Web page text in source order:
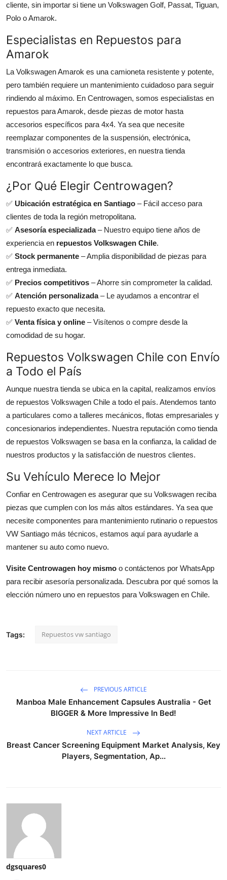
cliente, sin importar si tiene un Volkswagen Golf, Passat, Tiguan,
Polo o Amarok.
Especialistas en Repuestos para
Amarok
La Volkswagen Amarok es una camioneta resistente y potente,
pero también requiere un mantenimiento cuidadoso para seguir
rindiendo al máximo. En Centrowagen, somos especialistas en
repuestos para Amarok, desde piezas de motor hasta
accesorios específicos para 4x4. Ya sea que necesite
reemplazar componentes de la suspensión, electrónica,
transmisión o accesorios exteriores, en nuestra tienda
encontrará exactamente lo que busca.
¿Por Qué Elegir Centrowagen?
✅ Ubicación estratégica en Santiago – Fácil acceso para
clientes de toda la región metropolitana.
✅ Asesoría especializada– Nuestro equipo tiene años de
experiencia en repuestos Volkswagen Chile.
✅ Stock permanente – Amplia disponibilidad de piezas para
entrega inmediata.
✅ Precios competitivos – Ahorre sin comprometer la calidad.
✅ Atención personalizada– Le ayudamos a encontrar el
repuesto exacto que necesita.
✅ Venta física y online – Visítenos o compre desde la
comodidad de su hogar.
Repuestos Volkswagen Chile con Envío
a Todo el País
Aunque nuestra tienda se ubica en la capital, realizamos envíos
de repuestos Volkswagen Chile a todo el país. Atendemos tanto
a particulares como a talleres mecánicos, flotas empresariales y
concesionarios independientes. Nuestra reputación como tienda
de repuestos Volkswagen se basa en la confianza, la calidad de
nuestros productos y la satisfacción de nuestros clientes.
Su Vehículo Merece lo Mejor
Confiar en Centrowagen es asegurar que su Volkswagen reciba
piezas que cumplen con los más altos estándares. Ya sea que
necesite componentes para mantenimiento rutinario o repuestos
VW Santiago más técnicos, estamos aquí para ayudarle a
mantener su auto como nuevo.
Visite Centrowagen hoy mismo o contáctenos por WhatsApp
para recibir asesoría personalizada. Descubra por qué somos la
elección número uno en repuestos para Volkswagen en Chile.
Tags: Repuestos vw santiago
PREVIOUS ARTICLE
Manboa Male Enhancement Capsules Australia - Get
BIGGER & More Impressive In Bed!
NEXT ARTICLE
Breast Cancer Screening Equipment Market Analysis, Key
Players, Segmentation, Ap...
dgsquares0